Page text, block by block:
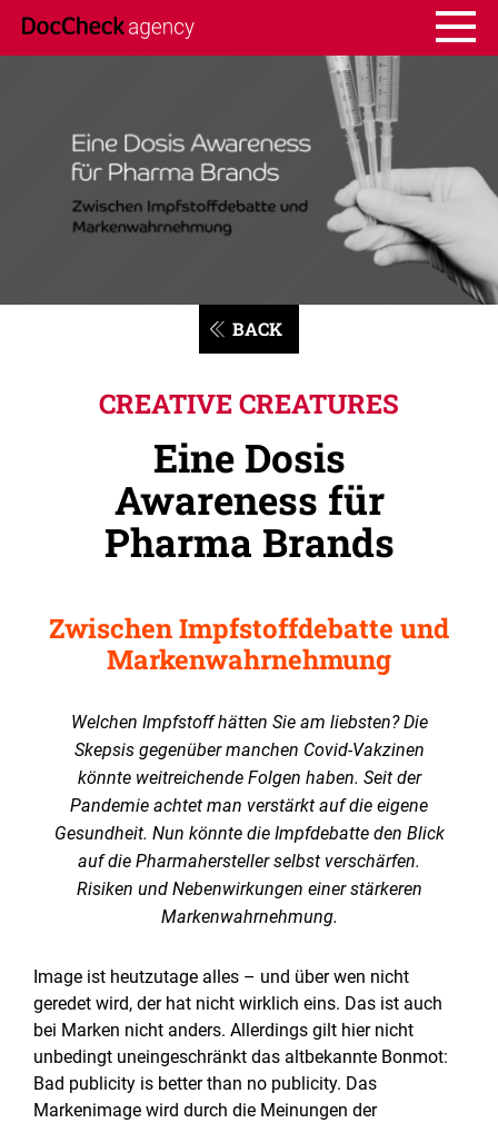
BACK
CREATIVE CREATURES
Eine Dosis
Awareness für
Pharma Brands
Zwischen Impfstoffdebatte und
Markenwahrnehmung
Welchen Impfstoff hätten Sie am liebsten? Die
Skepsis gegenüber manchen Covid-Vakzinen
könnte weitreichende Folgen haben. Seit der
Pandemie achtet man verstärkt auf die eigene
Gesundheit. Nun könnte die Impfdebatte den Blick
auf die Pharmahersteller selbst verschärfen.
Risiken und Nebenwirkungen einer stärkeren
Markenwahrnehmung.
Image ist heutzutage alles – und über wen nicht
geredet wird, der hat nicht wirklich eins. Das ist auch
bei Marken nicht anders. Allerdings gilt hier nicht
unbedingt uneingeschränkt das altbekannte Bonmot:
Bad publicity is better than no publicity. Das
Markenimage wird durch die Meinungen der